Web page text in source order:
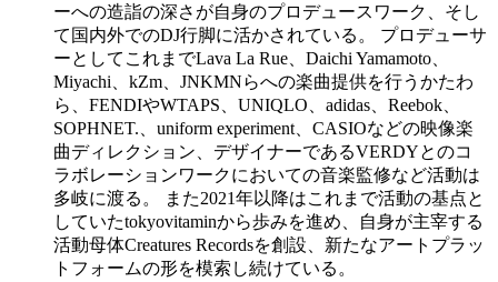
ーへの造詣の深さが自身のプロデュースワーク、そし
て国内外でのDJ行脚に活かされている。 プロデューサ
ーとしてこれまでLava La Rue、Daichi Yamamoto、
Miyachi、kZm、JNKMNらへの楽曲提供を行うかたわ
ら、FENDIやWTAPS、UNIQLO、adidas、Reebok、
SOPHNET.、uniform experiment、CASIOなどの映像楽
曲ディレクション、デザイナーであるVERDYとのコ
ラボレーションワークにおいての音楽監修など活動は
多岐に渡る。 また2021年以降はこれまで活動の基点と
していたtokyovitaminから歩みを進め、自身が主宰する
活動母体Creatures Recordsを創設、新たなアートプラッ
トフォームの形を模索し続けている。